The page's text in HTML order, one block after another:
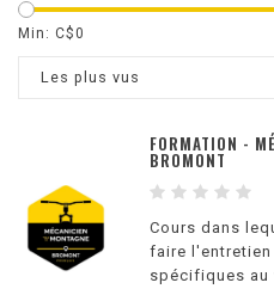
Min: C$0
Les plus vus
FORMATION -
BROMONT
Cours dans
faire
spécifiques au